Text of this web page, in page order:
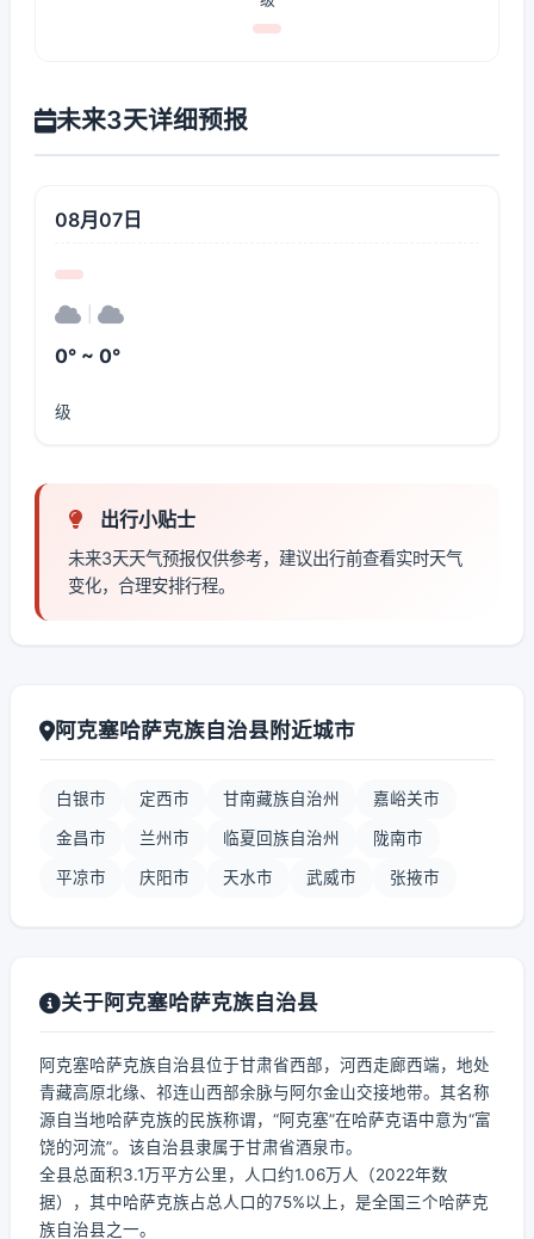
未来3天详细预报
08月07日
0° ~ 0°
级
出行小贴士
未来3天天气预报仅供参考，建议出行前查看实时天气
变化，合理安排行程。
阿克塞哈萨克族自治县附近城市
白银市 定西市 甘南藏族自治州 嘉峪关市
金昌市 兰州市 临夏回族自治州 陇南市
平凉市 庆阳市 天水市 武威市 张掖市
关于阿克塞哈萨克族自治县
阿克塞哈萨克族自治县位于甘肃省西部，河西走廊西端，地处
青藏高原北缘、祁连山西部余脉与阿尔金山交接地带。其名称
源自当地哈萨克族的民族称谓，“阿克塞”在哈萨克语中意为“富
饶的河流”。该自治县隶属于甘肃省酒泉市。
全县总面积3.1万平方公里，人口约1.06万人（2022年数
据），其中哈萨克族占总人口的75%以上，是全国三个哈萨克
族自治县之一。